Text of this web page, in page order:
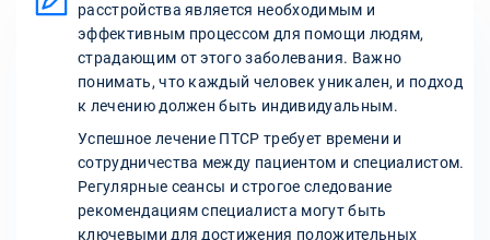
расстройства является необходимым и
эффективным процессом для помощи людям,
страдающим от этого заболевания. Важно
понимать, что каждый человек уникален, и подход
к лечению должен быть индивидуальным.
Успешное лечение ПТСР требует времени и
сотрудничества между пациентом и специалистом.
Регулярные сеансы и строгое следование
рекомендациям специалиста могут быть
ключевыми для достижения положительных